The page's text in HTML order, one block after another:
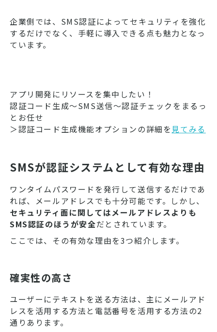
企業側では、SMS認証によってセキュリティを強化
するだけでなく、手軽に導入できる点も魅力となっ
ています。
アプリ開発にリソースを集中したい！
認証コード生成～SMS送信～認証チェックをまるっ
とお任せ
＞認証コード生成機能オプションの詳細を 見てみる
SMSが認証システムとして有効な理由
ワンタイムパスワードを発行して送信するだけであ
れば、メールアドレスでも十分可能です。しかし、
セキュリティ面に関してはメールアドレスよりも
SMS認証のほうが安全だとされています。
ここでは、その有効な理由を3つ紹介します。
確実性の高さ
ユーザーにテキストを送る方法は、主にメールアド
レスを活用する方法と電話番号を活用する方法の2
通りあります。